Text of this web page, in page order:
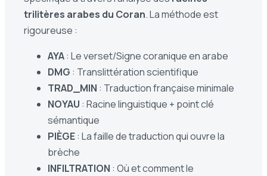
trilitères arabes du Coran. La méthode est
rigoureuse :
AYA: Le verset/Signe coranique en arabe
DMG : Translittération scientifique
TRAD_MIN : Traduction française minimale
NOYAU : Racine linguistique + point clé
sémantique
PIÈGE: La faille de traduction qui ouvre la
brèche
INFILTRATION : Où et comment le